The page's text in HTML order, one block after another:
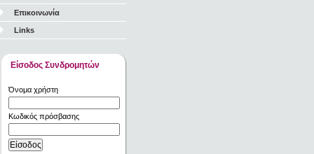
Επικοινωνία
Links
Είσοδος Συνδρομητών
Όνομα χρήστη
Κωδικός πρόσβασης